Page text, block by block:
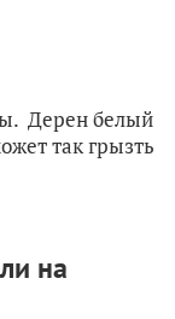
Дерен белый
так грызть
на